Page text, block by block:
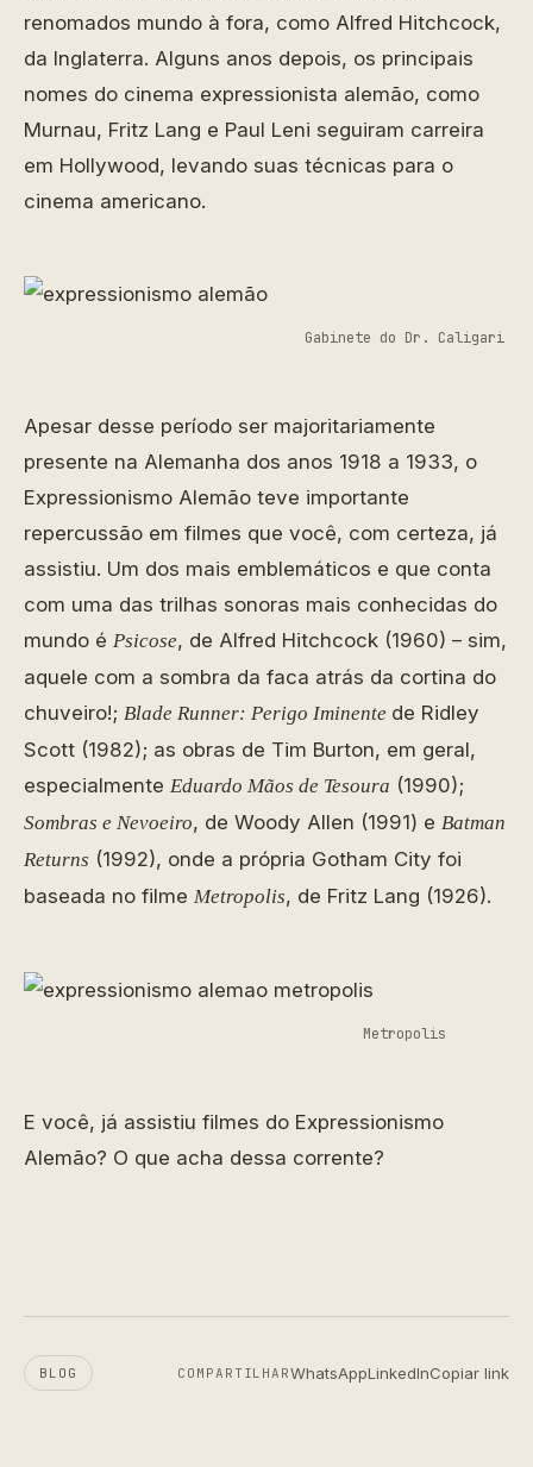
renomados mundo à fora, como Alfred Hitchcock,
da Inglaterra. Alguns anos depois, os principais
nomes do cinema expressionista alemão, como
Murnau, Fritz Lang e Paul Leni seguiram carreira
em Hollywood, levando suas técnicas para o
cinema americano.
Gabinete do Dr. Caligari
Apesar desse período ser majoritariamente
presente na Alemanha dos anos 1918 a 1933, o
Expressionismo Alemão teve importante
repercussão em filmes que você, com certeza, já
assistiu. Um dos mais emblemáticos e que conta
com uma das trilhas sonoras mais conhecidas do
mundo é Psicose, de Alfred Hitchcock (1960) – sim,
aquele com a sombra da faca atrás da cortina do
chuveiro!; Blade Runner: Perigo Iminente de Ridley
Scott (1982); as obras de Tim Burton, em geral,
especialmente Eduardo Mãos de Tesoura (1990);
Sombras e Nevoeiro, de Woody Allen (1991) e Batman
Returns (1992), onde a própria Gotham City foi
baseada no filme Metropolis, de Fritz Lang (1926).
Metropolis
E você, já assistiu filmes do Expressionismo
Alemão? O que acha dessa corrente?
BLOG COMPARTILHARWhatsAppLinkedInCopiar link